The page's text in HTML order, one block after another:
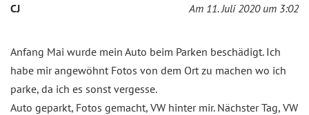
CJ Am 11. Juli 2020 um 3:02
Anfang Mai wurde mein Auto beim Parken beschädigt. Ich
habe mir angewöhnt Fotos von dem Ort zu machen wo ich
parke, da ich es sonst vergesse.
Auto geparkt, Fotos gemacht, VW hinter mir. Nächster Tag, VW